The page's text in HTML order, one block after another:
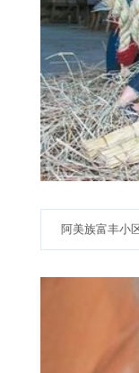
阿美族富丰小